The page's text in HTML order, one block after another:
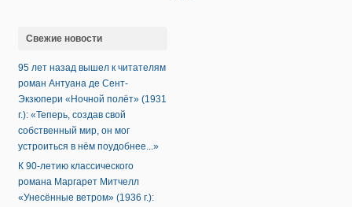
Свежие новости
95 лет назад вышел к читателям
роман Антуана де Сент-
Экзюпери «Ночной полёт» (1931
г.): «Теперь, создав свой
собственный мир, он мог
устроиться в нём поудобнее...»
К 90-летию классического
романа Маргарет Митчелл
«Унесённые ветром» (1936 г.):